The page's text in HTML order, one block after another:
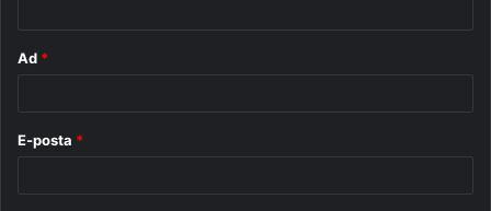
Ad *
E-posta *